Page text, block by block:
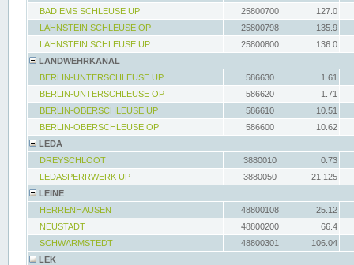
BAD EMS SCHLEUSE UP
25800700
127.0
LAHNSTEIN SCHLEUSE OP
25800798
135.9
LAHNSTEIN SCHLEUSE UP
25800800
136.0
LANDWEHRKANAL
BERLIN-UNTERSCHLEUSE UP
586630
1.61
BERLIN-UNTERSCHLEUSE OP
586620
1.71
BERLIN-OBERSCHLEUSE UP
586610
10.51
BERLIN-OBERSCHLEUSE OP
586600
10.62
LEDA
DREYSCHLOOT
3880010
0.73
LEDASPERRWERK UP
3880050
21.125
LEINE
HERRENHAUSEN
48800108
25.12
NEUSTADT
48800200
66.4
SCHWARMSTEDT
48800301
106.04
LEK